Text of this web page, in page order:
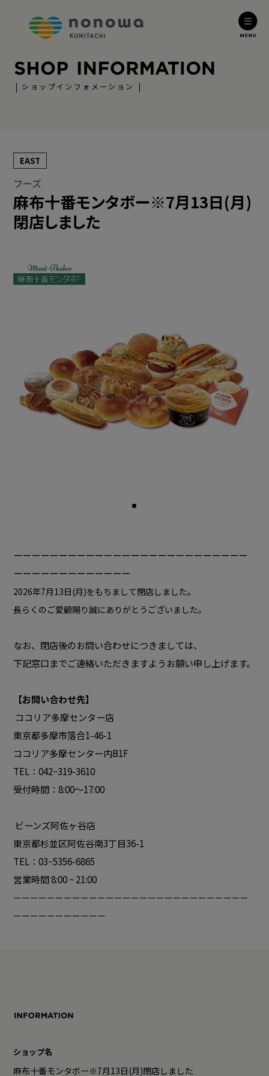
ショップインフォメーション
EAST
フーズ
麻布十番モンタボー※7月13日(月)
閉店しました
ーーーーーーーーーーーーーーーーーーーーーーーーーー
ーーーーーーーーーーーーー
2026年7月13日(月)をもちまして閉店しました。
長らくのご愛顧賜り誠にありがとうございました。
なお、閉店後のお問い合わせにつきましては、
下記窓口までご連絡いただきますようお願い申し上げます。
【お問い合わせ先】
ココリア多摩センター店
東京都多摩市落合1-46-1
ココリア多摩センター内B1F
TEL：042ｰ319-3610
受付時間：8:00～17:00
ビーンズ阿佐ヶ谷店
東京都杉並区阿佐谷南3丁目36-1
TEL：03ｰ5356-6865
営業時間 8:00 ~ 21:00
ーーーーーーーーーーーーーーーーーーーーーーーーーーーー
ーーーーーーーーーーー
ショップ名
麻布十番モンタボー※7月13日(月)閉店しました